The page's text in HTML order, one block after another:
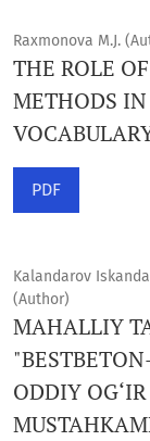
Raxmonova M.J.
THE ROLE
METHODS IN
PDF
Kalandarov
(Author)
MAHALLIY
ODDIY